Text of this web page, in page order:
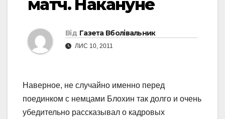
матч. Накануне
Від Газета Вболівальник
ЛИС 10, 2011
Наверное, не случайно именно перед
поединком с немцами Блохин так долго и очень
убедительно рассказывал о кадровых